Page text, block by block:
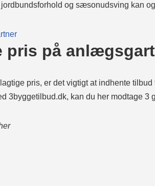
og sæsonudsving kan
pris på
pris, er det vigtigt at indhente
3byggetilbud.dk, kan du her modtage